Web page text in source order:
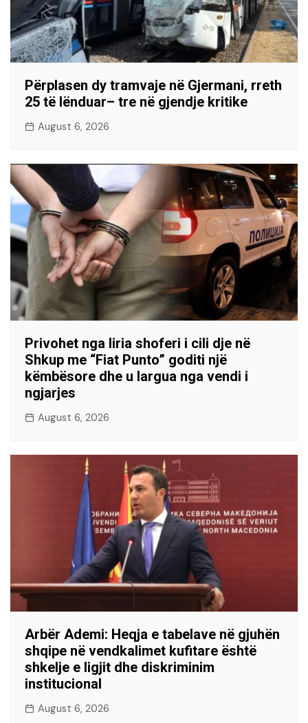
Përplasen dy tramvaje në Gjermani, rreth
25 të lënduar– tre në gjendje kritike
August 6, 2026
Privohet nga liria shoferi i cili dje në
Shkup me “Fiat Punto” goditi një
këmbësore dhe u largua nga vendi i
ngjarjes
August 6, 2026
Arbër Ademi: Heqja e tabelave në gjuhën
shqipe në vendkalimet kufitare është
shkelje e ligjit dhe diskriminim
institucional
August 6, 2026